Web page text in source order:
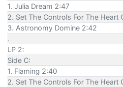
1. Julia Dream 2:47
2. Set The Controls For The Heart
3. Astronomy Domine 2:42
.
LP 2:
Side C:
1. Flaming 2:40
2. Set The Controls For The Heart